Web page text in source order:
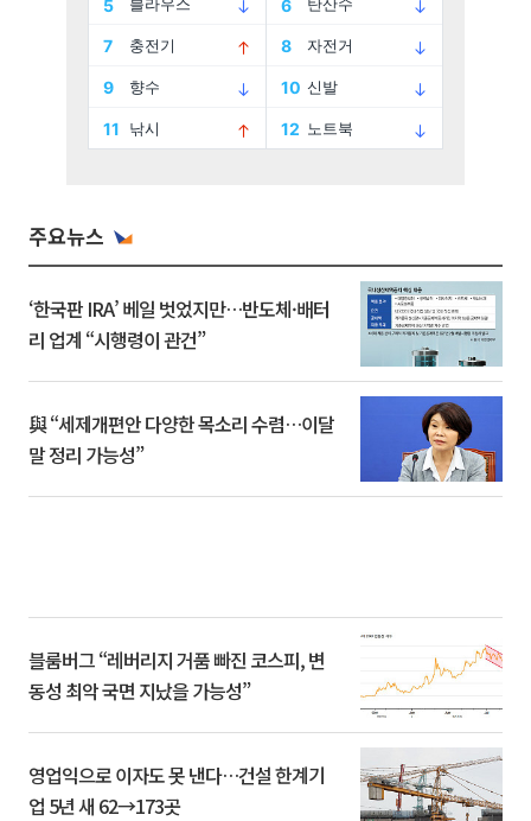
주요뉴스
‘한국판 IRA’ 베일 벗었지만…반도체·배터
리 업계 “시행령이 관건”
與 “세제개편안 다양한 목소리 수렴…이달
말 정리 가능성”
블룸버그 “레버리지 거품 빠진 코스피, 변
동성 최악 국면 지났을 가능성”
영업익으로 이자도 못 낸다…건설 한계기
업 5년 새 62→173곳